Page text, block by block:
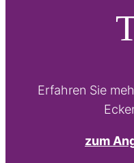
Erfahren Sie
zum